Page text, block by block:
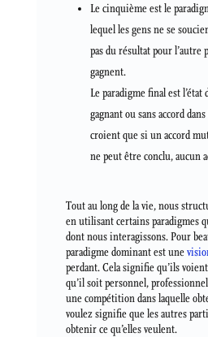
Le cinquième est le
lequel les gens ne se
pas du résultat pour l’autre
gagnent.
Le paradigme final est l’état
gagnant ou sans accord
croient que si un accord
ne peut être conclu, aucun
Tout au long de la vie, nous
en utilisant certains paradigmes
dont nous interagissons. Pour
paradigme dominant est une
perdant. Cela signifie qu’ils
qu’il soit personnel,
une compétition dans laquelle
voulez signifie que les autres
obtenir ce qu’elles veulent.